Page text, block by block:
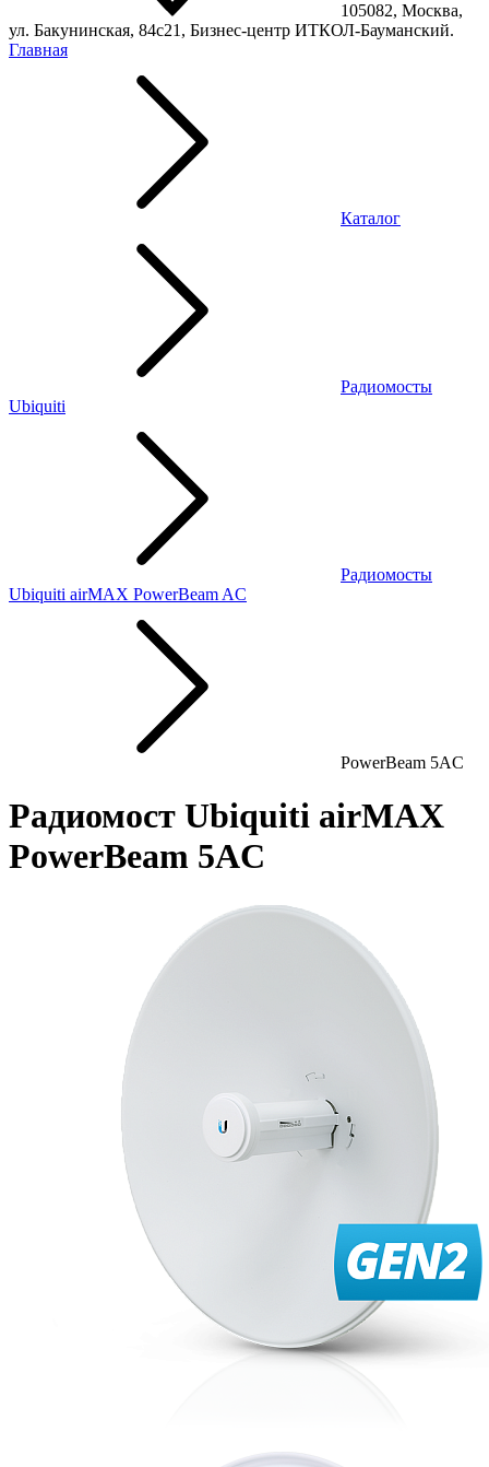
105082, Москва,
ул. Бакунинская, 84с21, Бизнес-центр ИТКОЛ-Бауманский.
Главная
Каталог
Радиомосты
Ubiquiti
Радиомосты
Ubiquiti airMAX PowerBeam AC
PowerBeam 5AC
Радиомост Ubiquiti airMAX
PowerBeam 5AC